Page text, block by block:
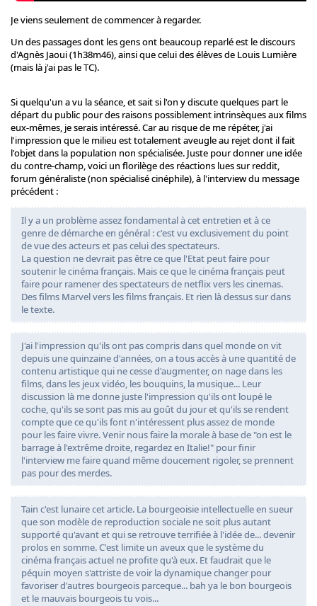
Je viens seulement de commencer à regarder.
Un des passages dont les gens ont beaucoup reparlé est le discours
d'Agnès Jaoui (1h38m46), ainsi que celui des élèves de Louis Lumière
(mais là j'ai pas le TC).
Si quelqu'un a vu la séance, et sait si l'on y discute quelques part le
départ du public pour des raisons possiblement intrinsèques aux films
eux-mêmes, je serais intéressé. Car au risque de me répéter, j'ai
l'impression que le milieu est totalement aveugle au rejet dont il fait
l'objet dans la population non spécialisée. Juste pour donner une idée
du contre-champ, voici un florilège des réactions lues sur reddit,
forum généraliste (non spécialisé cinéphile), à l'interview du message
précédent :
Il y a un problème assez fondamental à cet entretien et à ce
genre de démarche en général : c'est vu exclusivement du point
de vue des acteurs et pas celui des spectateurs.
La question ne devrait pas être ce que l'Etat peut faire pour
soutenir le cinéma français. Mais ce que le cinéma français peut
faire pour ramener des spectateurs de netflix vers les cinemas.
Des films Marvel vers les films français. Et rien là dessus sur dans
le texte.
J'ai l'impression qu'ils ont pas compris dans quel monde on vit
depuis une quinzaine d'années, on a tous accès à une quantité de
contenu artistique qui ne cesse d'augmenter, on nage dans les
films, dans les jeux vidéo, les bouquins, la musique... Leur
discussion là me donne juste l'impression qu'ils ont loupé le
coche, qu'ils se sont pas mis au goût du jour et qu'ils se rendent
compte que ce qu'ils font n'intéressent plus assez de monde
pour les faire vivre. Venir nous faire la morale à base de "on est le
barrage à l'extrême droite, regardez en Italie!" pour finir
l'interview me faire quand même doucement rigoler, se prennent
pas pour des merdes.
Tain c'est lunaire cet article. La bourgeoisie intellectuelle en sueur
que son modèle de reproduction sociale ne soit plus autant
supporté qu'avant et qui se retrouve terrifiée à l'idée de... devenir
prolos en somme. C'est limite un aveux que le système du
cinéma français actuel ne profite qu'à eux. Et faudrait que le
péquin moyen s'attriste de voir la dynamique changer pour
favoriser d'autres bourgeois parceque... bah ya le bon bourgeois
et le mauvais bourgeois tu vois...